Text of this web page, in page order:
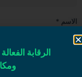
الاسم *
البريد الإلكتروني*
الرقابة